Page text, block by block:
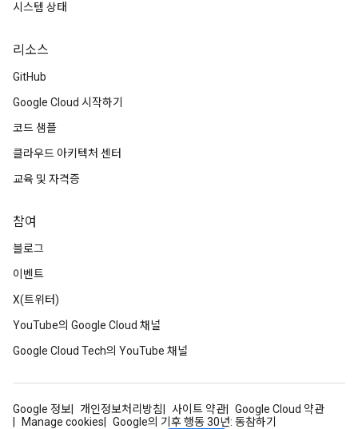
시스템 상태
리소스
GitHub
Google Cloud 시작하기
코드 샘플
클라우드 아키텍처 센터
교육 및 자격증
참여
블로그
이벤트
X(트위터)
YouTube의 Google Cloud 채널
Google Cloud Tech의 YouTube 채널
Google 정보 개인정보처리방침 사이트 약관
Google Cloud 약관
Manage cookies
Google의 기후 행동 30년: 동참하기